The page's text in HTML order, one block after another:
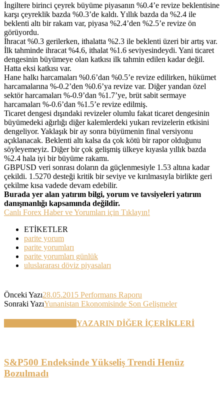
İngiltere birinci çeyrek büyüme piyasanın %0.4’e revize beklentisine
karşı çeyreklik bazda %0.3’de kaldı. Yıllık bazda da %2.4 ile
beklenti altı bir rakam var, piyasa %2.4’den %2.5’e revize ön
görüyordu.
İhracat %0.3 gerilerken, ithalatta %2.3 ile beklenti üzeri bir artış var.
İlk tahminde ihracat %4.6, ithalat %1.6 seviyesindeydi. Yani ticaret
dengesinin büyümeye olan katkısı ilk tahmin edilen kadar değil.
Hatta eksi katkısı var.
Hane halkı harcamaları %0.6’dan %0.5’e revize edilirken, hükümet
harcamalarına %-0.2’den %0.6’ya revize var. Diğer yandan özel
sektör harcamaları %-0.9’dan %1.7’ye, brüt sabit sermaye
harcamaları %-0.6’dan %1.5’e revize edilmiş.
Ticaret dengesi dışındaki revizeler olumlu fakat ticaret dengesinin
büyümedeki ağırlığı diğer kalemlerdeki yukarı revizelerin etkisini
dengeliyor. Yaklaşık bir ay sonra büyümenin final versiyonu
açıklanacak. Beklenti altı kalsa da çok kötü bir rapor olduğunu
söyleyemeyiz. Diğer bir çok gelişmiş ülkeye kıyasla yıllık bazda
%2.4 hala iyi bir büyüme rakamı.
GBPUSD veri sonrası doların da güçlenmesiyle 1.53 altına kadar
çekildi. 1.5270 desteği kritik bir seviye ve kırılmasıyla birlikte geri
çekilme kısa vadede devam edebilir.
Burada yer alan yatırım bilgi, yorum ve tavsiyeleri yatırım
danışmanlığı kapsamında değildir.
Canlı Forex Haber ve Yorumları için Tıklayın!
ETİKETLER
parite yorum
parite yorumları
parite yorumları günlük
uluslararası döviz piyasaları
Önceki Yazı28.05.2015 Performans Raporu
Sonraki YazıYunanistan Ekonomisinde Son Gelişmeler
YAZARIN DİĞER İÇERİKLERİ
S&P500 Endeksinde Yükseliş Trendi Henüz
Bozulmadı